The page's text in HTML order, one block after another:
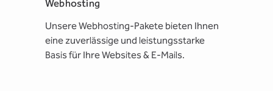
Webhosting
Unsere Webhosting-Pakete bieten Ihnen
eine zuverlässige und leistungsstarke
Basis für Ihre Websites & E-Mails.